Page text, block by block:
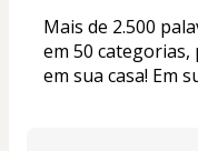
Mais de 2.500
em 50
em sua casa! Em